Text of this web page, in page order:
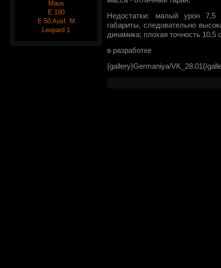
Maus
E 100
E 50 Ausf. M
Leopard 1
Недостатки: малый урон
габариты, следовательно
динамика; плохая точность
в разработке
{gallery}Germaniya/VK_28.01{/